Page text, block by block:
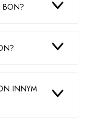
BON?
INNYM